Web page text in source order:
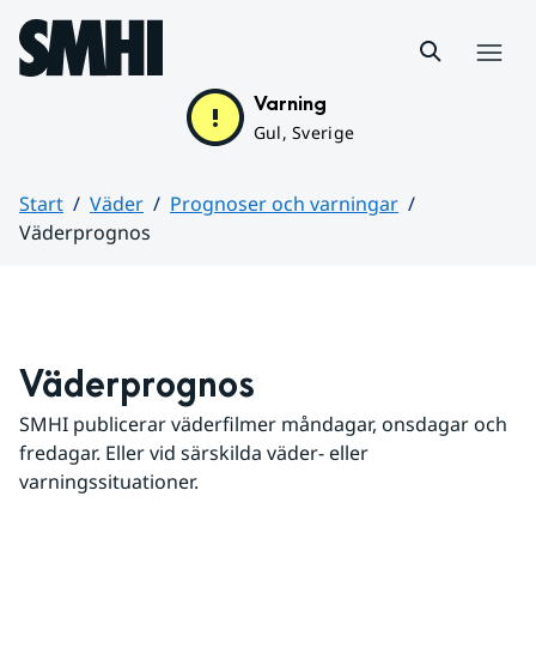
Hoppa till sidans innehåll
Varning
Gul, Sverige
Start Väder
Prognoser och varningar
Väderprognos
Väderprognos
SMHI publicerar väderfilmer måndagar, onsdagar och
fredagar. Eller vid särskilda väder- eller
varningssituationer.